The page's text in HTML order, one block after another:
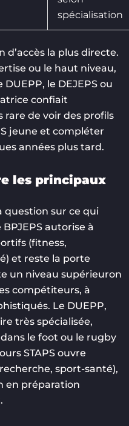
spécialisation
d’accès la plus directe.
ou le haut niveau,
le DEJEPS ou
confiait
rare de voir des profils
jeune et compléter
années plus tard.
les principaux
sur ce qui
autorise à
(fitness,
et reste la porte
un niveau supérieuron
compétiteurs, à
Le DUEPP,
très spécialisée,
le foot ou le rugby
STAPS ouvre
sport-santé),
en préparation